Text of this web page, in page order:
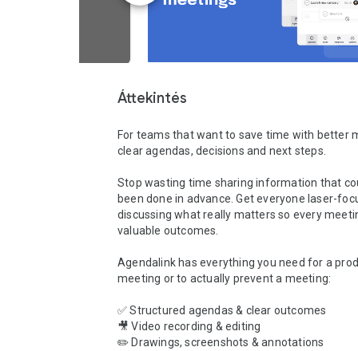
Áttekintés
For teams that want to save time with better
clear agendas, decisions and next steps.
Stop wasting time sharing information that
been done in advance. Get everyone laser-
discussing what really matters so every
valuable outcomes.
Agendalink has everything you need for a
meeting or to actually prevent a meeting:
✅ Structured agendas & clear outcomes
🎥 Video recording & editing
✏️ Drawings, screenshots & annotations